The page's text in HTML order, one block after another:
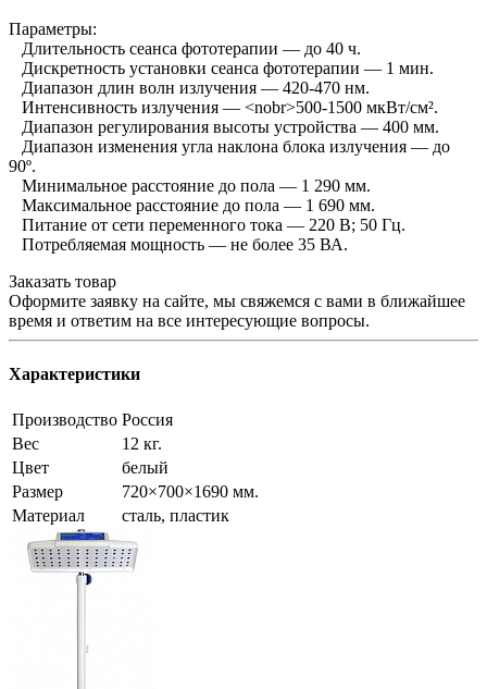
Параметры:
Длительность сеанса фототерапии — до 40 ч.
Дискретность установки сеанса фототерапии — 1 мин.
Диапазон длин волн излучения — 420-470 нм.
Интенсивность излучения — <nobr>500-1500 мкВт/см².
Диапазон регулирования высоты устройства — 400 мм.
Диапазон изменения угла наклона блока излучения — до
90º.
Минимальное расстояние до пола — 1 290 мм.
Максимальное расстояние до пола — 1 690 мм.
Питание от сети переменного тока — 220 В; 50 Гц.
Потребляемая мощность — не более 35 ВА.
Заказать товар
Оформите заявку на сайте, мы свяжемся с вами в ближайшее
время и ответим на все интересующие вопросы.
Характеристики
Производство Россия
Вес
12 кг.
Цвет
белый
Размер
720×700×1690 мм.
Материал
сталь, пластик